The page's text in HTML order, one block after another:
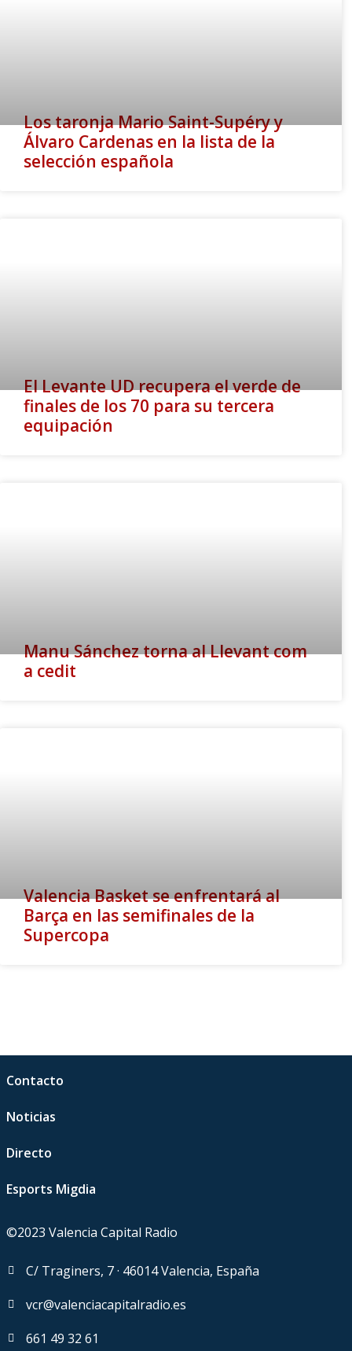
Los taronja Mario Saint-Supéry y
Álvaro Cardenas en la lista de la
selección española
El Levante UD recupera el verde de
finales de los 70 para su tercera
equipación
Manu Sánchez torna al Llevant com
a cedit
Valencia Basket se enfrentará al
Barça en las semifinales de la
Supercopa
Contacto
Noticias
Directo
Esports Migdia
©2023 Valencia Capital Radio
C/ Traginers, 7 · 46014 Valencia, España
vcr@valenciacapitalradio.es
661 49 32 61